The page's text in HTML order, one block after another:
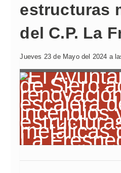
estructuras
del C.P. La
Jueves 23 de Mayo del 2024 a